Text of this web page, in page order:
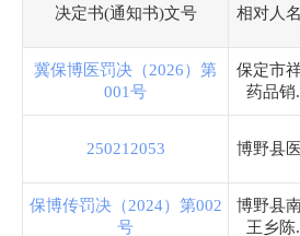
自然资源和规划局
交通运输局
住房和城乡建设局
税务局
决定书(通知书)文号 相对人
冀保博医罚决（2026）第
001号
保定市
药品销
250212053 博野县
保博传罚决（2024）第002
号
博野县
王乡陈